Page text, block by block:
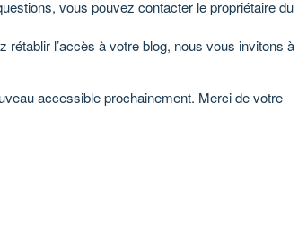
vous pouvez contacter le propriétaire du
rétablir l’accès à votre blog, nous vous invitons à
accessible prochainement. Merci de votre